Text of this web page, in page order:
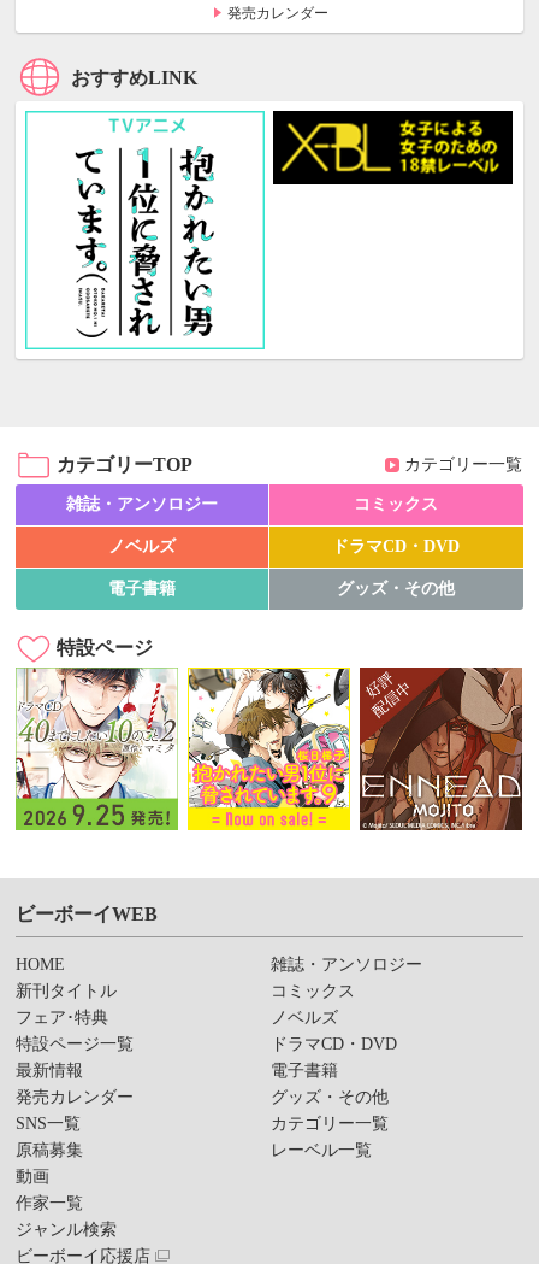
発売カレンダー
おすすめLINK
カテゴリーTOP カテゴリー一覧
雑誌・アンソロジー コミックス
ノベルズ ドラマCD・DVD
電子書籍 グッズ・その他
特設ページ
ビーボーイWEB
HOME
新刊タイトル
フェア･特典
特設ページ一覧
最新情報
発売カレンダー
SNS一覧
原稿募集
動画
作家一覧
ジャンル検索
ビーボーイ応援店
雑誌・アンソロジー
コミックス
ノベルズ
ドラマCD・DVD
電子書籍
グッズ・その他
カテゴリー一覧
レーベル一覧